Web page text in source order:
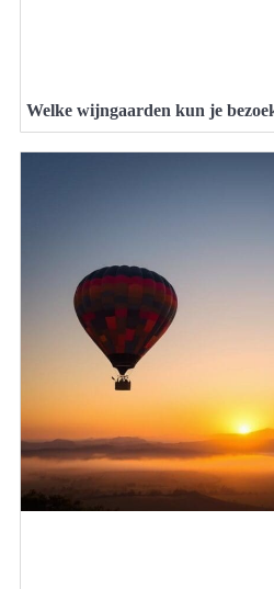
Welke wijngaarden kun je